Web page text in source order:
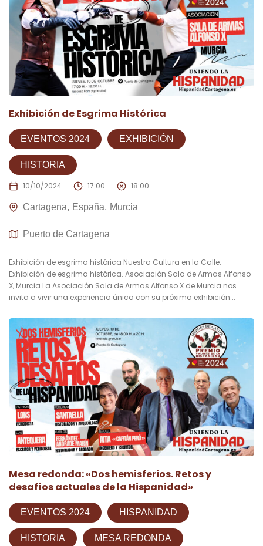
Exhibición de Esgrima Histórica
EVENTOS 2024 EXHIBICIÓN
HISTORIA
10/10/2024 17:00 18:00
Cartagena España Murcia
Puerto de Cartagena
Exhibición de esgrima histórica Nuestra Cultura en la Calle.
Exhibición de esgrima histórica. Asociación Sala de Armas Alfonso
X, Murcia La Asociación Sala de Armas Alfonso X de Murcia nos
invita a vivir una experiencia única con su próxima exhibición...
Mesa redonda: «Dos hemisferios. Retos y
desafíos actuales de la Hispanidad»
EVENTOS 2024 HISPANIDAD
HISTORIA MESA REDONDA